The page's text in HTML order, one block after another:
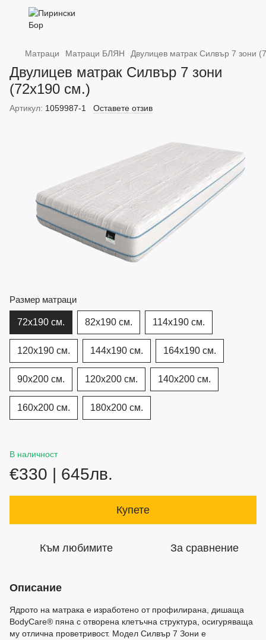
Матраци Матраци БЛЯН Двулицев матрак Силвър 7 зони
Двулицев матрак Силвър 7 зони
(72х190 см.)
Артикул: 1059987-1 Оставете отзив
Размер матраци
72х190 см. 82х190 см. 114x190 см.
120x190 см. 144x190 см. 164x190 см.
90x200 см. 120х200 см. 140х200 см.
160х200 см. 180х200 см.
В наличност
€330 | 645лв.
Купете
Към любимите За сравнение
Описание
Ядрото на матрака е изработено от профилирана, дишаща
BodyCare® пяна с отворена клетъчна структура, осигуряваща
му отлична проветривост. Модел Силвър 7 Зони е